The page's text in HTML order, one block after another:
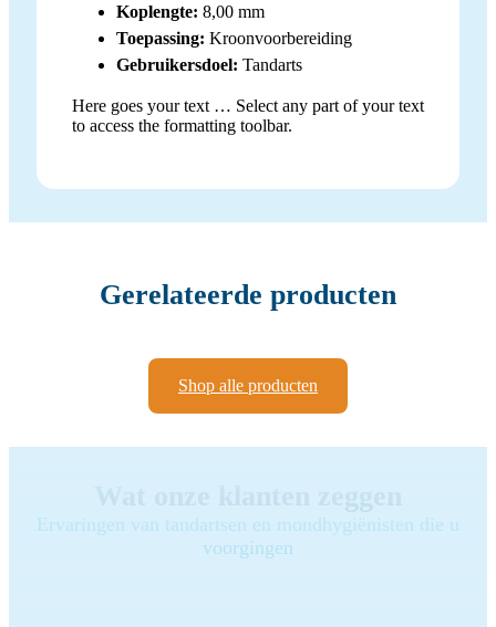
Koplengte: 8,00 mm
Toepassing: Kroonvoorbereiding
Gebruikersdoel: Tandarts
Here goes your text … Select any part of your text
to access the formatting toolbar.
Gerelateerde producten
Shop alle producten
Ervaringen van tandartsen en mondhygiënisten die u
voorgingen